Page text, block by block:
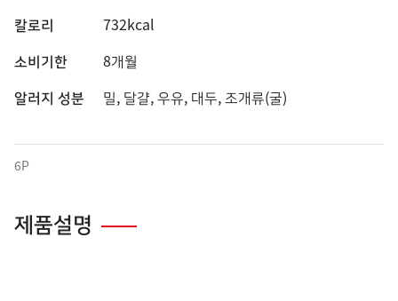
칼로리
732kcal
소비기한
8개월
알러지 성분
밀, 달걀, 우유, 대두, 조개류(굴)
6P
제품설명